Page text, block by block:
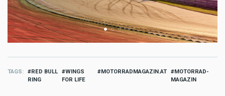
TAGS
RED BULL
RING
WINGS
FOR LIFE
MOTORRADMAGAZIN.AT
MOTORRAD-
MAGAZIN